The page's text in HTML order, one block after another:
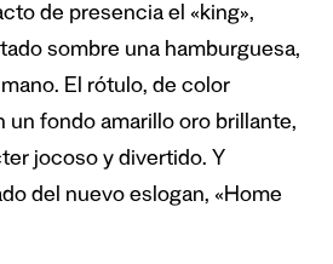
de presencia el «king»,
sombre una hamburguesa,
El rótulo, de color
un fondo amarillo oro brillante,
jocoso y divertido. Y
del nuevo eslogan, «Home